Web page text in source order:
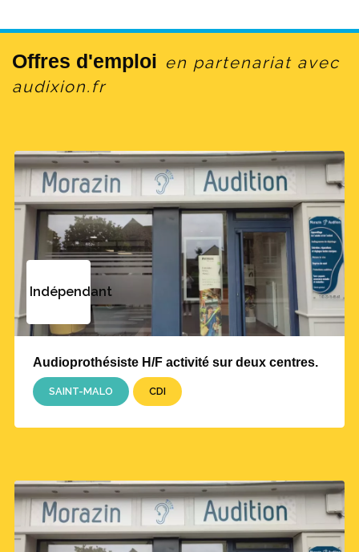
Offres d'emploi en partenariat avec
audixion.fr
Indépendant
Audioprothésiste H/F activité sur deux centres.
SAINT-MALO CDI